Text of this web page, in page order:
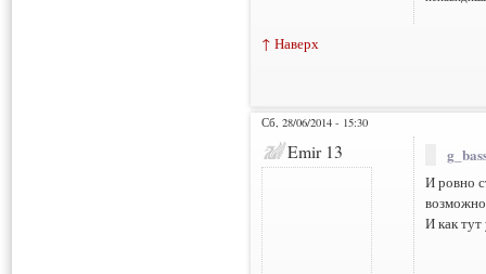
↑ Наверх
Сб, 28/06/2014 - 15:30
Emir 13
И ровно
И как